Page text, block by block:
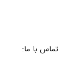
تماس با ما: